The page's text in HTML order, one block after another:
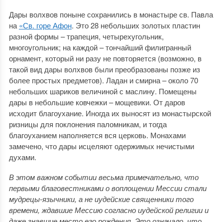
Дары волхвов поныне сохранились в монастыре св. Павла
на «Св. горе Афон. Это 28 небольших золотых пластин
разной формы – трапеция, четырехугольник,
многоугольник; на каждой – тончайший филигранный
орнамент, который ни разу не повторяется (возможно, в
такой вид дары волхвов были преобразованы позже из
более простых предметов). Ладан и смирна – около 70
небольших шариков величиной с маслину. Помещены
дары в небольшие ковчежки – мощевики. От даров
исходит благоухание. Иногда их выносят из монастырской
ризницы для поклонения паломникам, и тогда
благоуханием наполняется вся церковь. Монахами
замечено, что дары исцеляют одержимых нечистыми
духами.
В этом важном событии весьма примечательно, что
первыми благовестниками о воплощении Мессии стали
мудрецы-язычники, а не иудейские священники того
времени, ждавшие Мессию согласно иудейской религии и